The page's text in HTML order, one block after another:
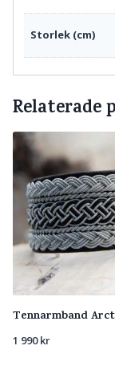
Storlek (cm)
Relaterade
Tennarmband
1 990kr